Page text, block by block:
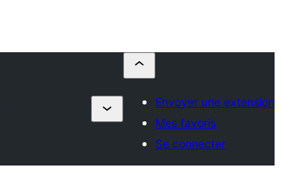
Envoyer une extension
Mes favoris
Se connecter